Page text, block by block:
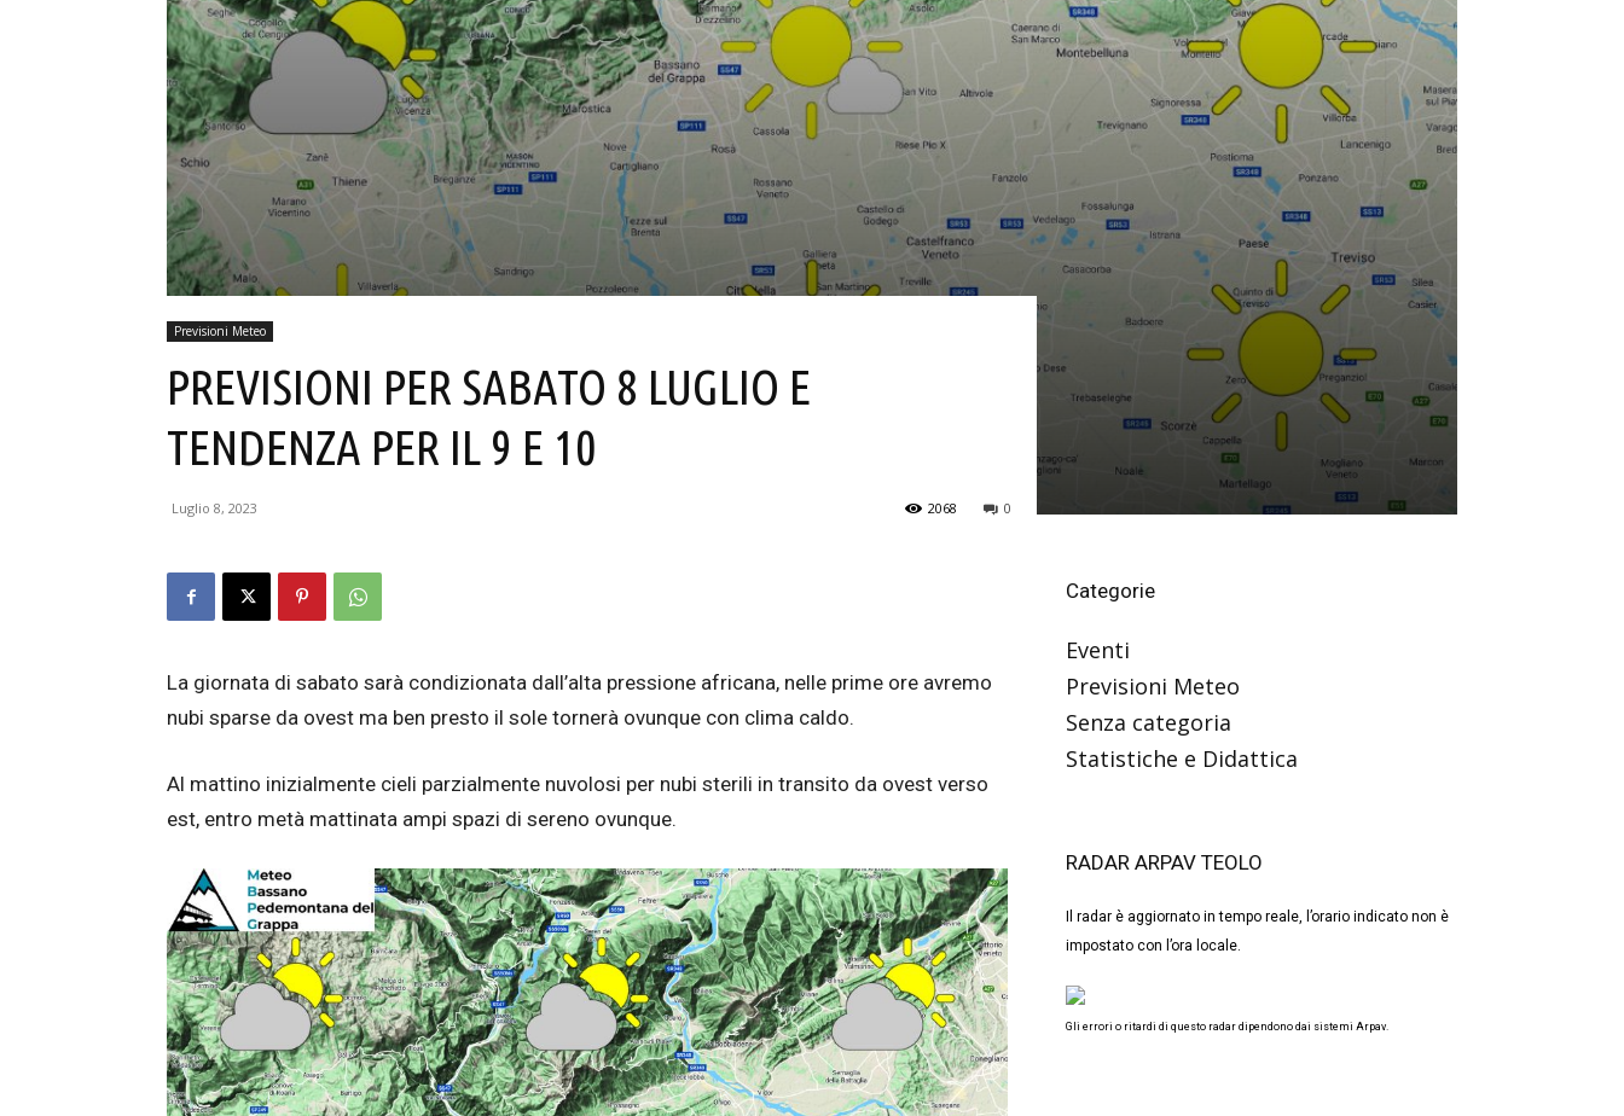
Previsioni Meteo
PREVISIONI PER SABATO 8 LUGLIO E
TENDENZA PER IL 9 E 10
Luglio 8, 2023 0
2068
La giornata di sabato sarà condizionata dall’alta pressione africana, nelle prime ore avremo
nubi sparse da ovest ma ben presto il sole tornerà ovunque con clima caldo.
Al mattino inizialmente cieli parzialmente nuvolosi per nubi sterili in transito da ovest verso
est, entro metà mattinata ampi spazi di sereno ovunque.
Categorie
Eventi
Previsioni Meteo
Senza categoria
Statistiche e Didattica
RADAR ARPAV TEOLO
Il radar è aggiornato in tempo reale, l’orario indicato non è
impostato con l’ora locale.
Gli errori o ritardi di questo radar dipendono dai sistemi Arpav.